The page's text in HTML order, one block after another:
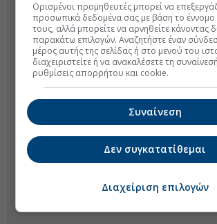
Ορισμένοι προμηθευτές μπορεί να
προσωπικά δεδομένα σας με βάση το
τους, αλλά μπορείτε να αρνηθείτε κάνοντας
παρακάτω επιλογών. Αναζητήστε έναν
μέρος αυτής της σελίδας ή στο μενού του
διαχειριστείτε ή να ανακαλέσετε τη
ρυθμίσεις απορρήτου και cookie.
Συναίνεση
Δεν συγκατατίθεμαι
Διαχείριση επιλογών